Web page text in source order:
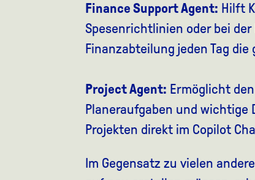
Finance Support Agent: Hilft
Spesenrichtlinien oder bei
Finanzabteilung jeden Tag
Project Agent: Ermöglicht
Planeraufgaben und
Projekten direkt im Copilot
Im Gegensatz zu vielen